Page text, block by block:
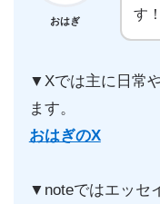
おはぎ
す！
▼Xでは主に日常
ます。
おはぎのX
▼noteではエッセ